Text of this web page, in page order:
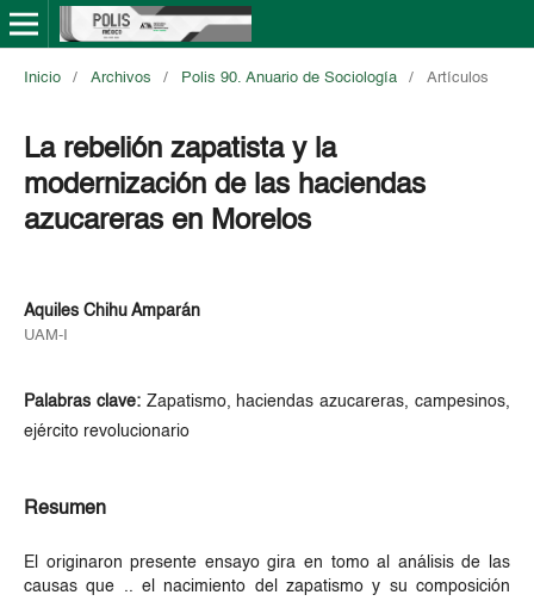
Inicio / Archivos / Polis 90. Anuario de Sociología / Artículos
La rebelión zapatista y la
modernización de las haciendas
azucareras en Morelos
Aquiles Chihu Amparán
UAM-I
Palabras clave: Zapatismo, haciendas azucareras, campesinos,
ejército revolucionario
Resumen
El originaron presente ensayo gira en tomo al análisis de las
causas que .. el nacimiento del zapatismo y su composición